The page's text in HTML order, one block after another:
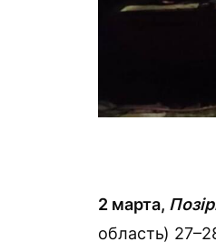
2 марта,
область)